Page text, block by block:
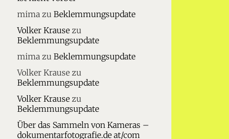
mimazu Beklemmungsupdate
Volker Krausezu
Beklemmungsupdate
mimazu Beklemmungsupdate
Volker Krausezu
Beklemmungsupdate
Volker Krausezu
Beklemmungsupdate
Über das Sammeln von Kameras –
dokumentarfotografie.de at/com